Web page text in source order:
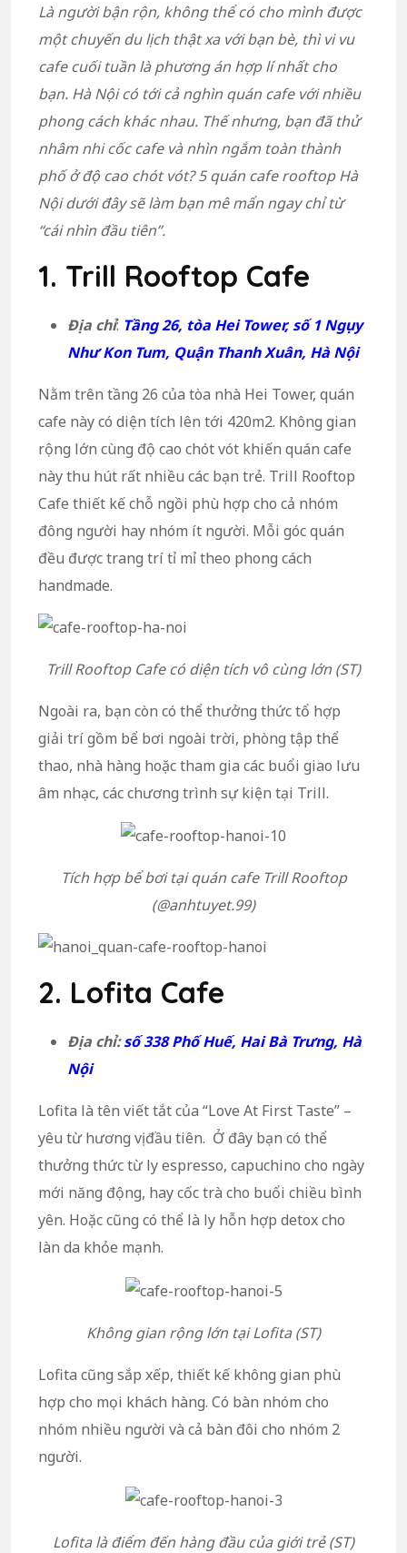
Là người bận rộn, không thể có cho mình được
một chuyến du lịch thật xa với bạn bè, thì vi vu
cafe cuối tuần là phương án hợp lí nhất cho
bạn. Hà Nội có tới cả nghìn quán cafe với nhiều
phong cách khác nhau. Thế nhưng, bạn đã thử
nhâm nhi cốc cafe và nhìn ngắm toàn thành
phố ở độ cao chót vót? 5 quán cafe rooftop Hà
Nội dưới đây sẽ làm bạn mê mẩn ngay chỉ từ
“cái nhìn đầu tiên”.
1. Trill Rooftop Cafe
Địa chỉ: Tầng 26, tòa Hei Tower, số 1 Ngụy
Như Kon Tum, Quận Thanh Xuân, Hà Nội
Nằm trên tầng 26 của tòa nhà Hei Tower, quán
cafe này có diện tích lên tới 420m2. Không gian
rộng lớn cùng độ cao chót vót khiến quán cafe
này thu hút rất nhiều các bạn trẻ. Trill Rooftop
Cafe thiết kế chỗ ngồi phù hợp cho cả nhóm
đông người hay nhóm ít người. Mỗi góc quán
đều được trang trí tỉ mỉ theo phong cách
handmade.
Trill Rooftop Cafe có diện tích vô cùng lớn (ST)
Ngoài ra, bạn còn có thể thưởng thức tổ hợp
giải trí gồm bể bơi ngoài trời, phòng tập thể
thao, nhà hàng hoặc tham gia các buổi giao lưu
âm nhạc, các chương trình sự kiện tại Trill.
Tích hợp bể bơi tại quán cafeTrill Rooftop
(@anhtuyet.99)
2. Lofita Cafe
Địa chỉ:số 338 Phố Huế, Hai Bà Trưng, Hà
Nội
Lofita là tên viết tắt của “Love At First Taste” –
yêu từ hương vị đầu tiên. Ở đây bạn có thể
thưởng thức từ ly espresso, capuchino cho ngày
mới năng động, hay cốc trà cho buổi chiều bình
yên. Hoặc cũng có thể là ly hỗn hợp detox cho
làn da khỏe mạnh.
Không gian rộng lớn tại Lofita (ST)
Lofita cũng sắp xếp, thiết kế không gian phù
hợp cho mọi khách hàng. Có bàn nhóm cho
nhóm nhiều người và cả bàn đôi cho nhóm 2
người.
Lofita là điểm đến hàng đầu của giới trẻ (ST)